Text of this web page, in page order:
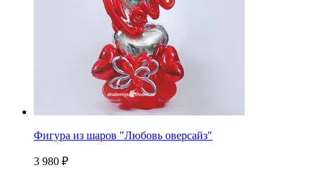
Фигура из шаров "Любовь оверсайз"
3 980 ₽